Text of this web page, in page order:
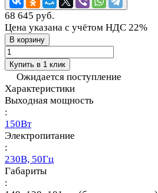
68 645 руб.
Цена указана с учётом НДС 22%
В корзину
Купить в 1 клик
Ожидается поступление
Характеристики
Выходная мощность
:
150Вт
Электропитание
:
230В, 50Гц
Габариты
: